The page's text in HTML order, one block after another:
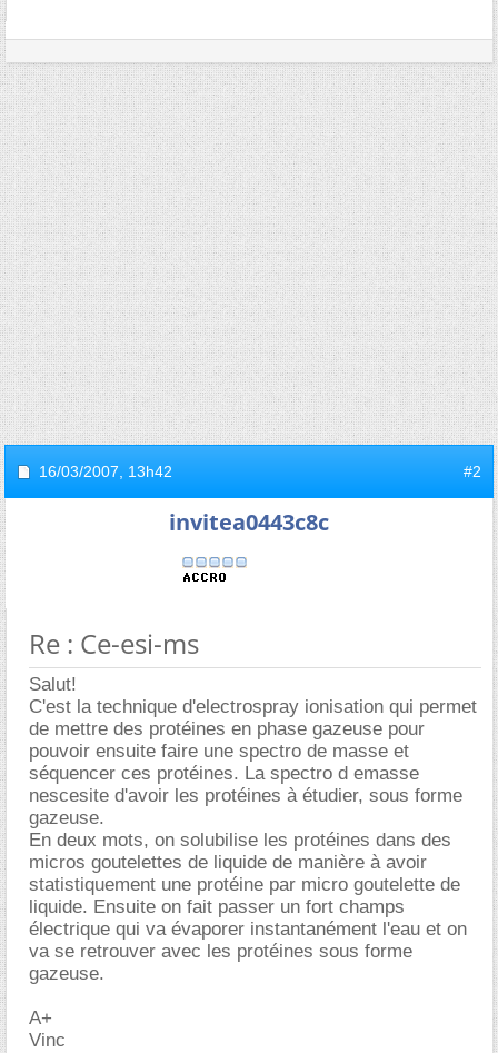
16/03/2007, 13h42 #2
invitea0443c8c
Re : Ce-esi-ms
Salut!
C'est la technique d'electrospray ionisation qui permet
de mettre des protéines en phase gazeuse pour
pouvoir ensuite faire une spectro de masse et
séquencer ces protéines. La spectro d emasse
nescesite d'avoir les protéines à étudier, sous forme
gazeuse.
En deux mots, on solubilise les protéines dans des
micros goutelettes de liquide de manière à avoir
statistiquement une protéine par micro goutelette de
liquide. Ensuite on fait passer un fort champs
électrique qui va évaporer instantanément l'eau et on
va se retrouver avec les protéines sous forme
gazeuse.
A+
Vinc